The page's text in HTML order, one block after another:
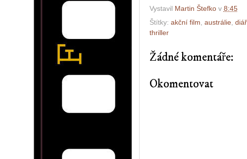
Vystavil Martin Štefko v 8:45
Štítky: akční film austrálie,
thriller
Žádné komentáře:
Okomentovat